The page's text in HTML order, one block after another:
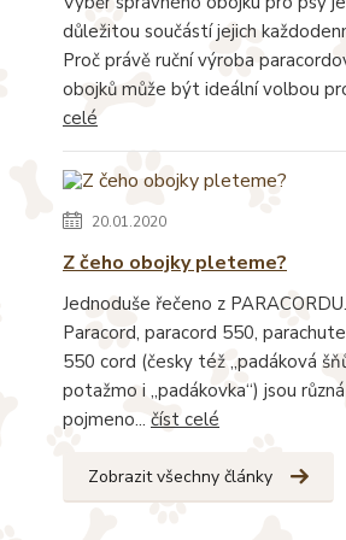
důležitou součástí jejich
Proč právě ruční výroba
obojků může být ideální volbou
celé
20.01.2020
Z čeho obojky pleteme?
Jednoduše řečeno z PARACORDU.
Paracord, paracord 550,
550 cord (česky též „padáková
potažmo i „padákovka“) jsou různá
pojmeno... číst celé
Zobrazit všechny články